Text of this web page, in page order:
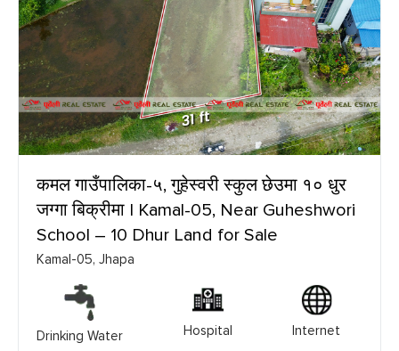
कमल गाउँपालिका-५, गुहेस्वरी स्कुल छेउमा १० धुर
जग्गा बिक्रीमा | Kamal-05, Near Guheshwori
School – 10 Dhur Land for Sale
Kamal-05, Jhapa
Drinking Water Hospital Internet